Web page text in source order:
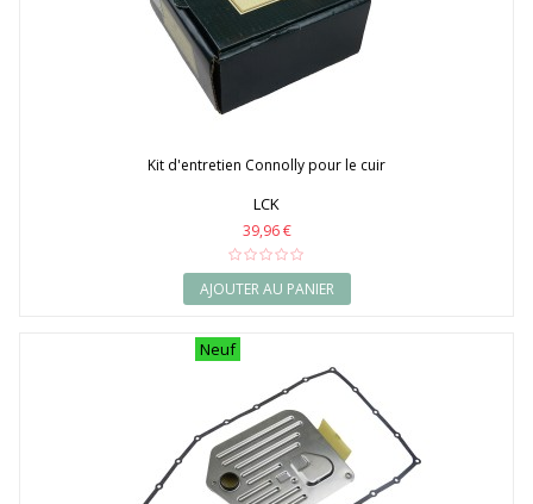
Kit d'entretien Connolly pour le cuir
LCK
39,96 €
AJOUTER AU PANIER
Neuf